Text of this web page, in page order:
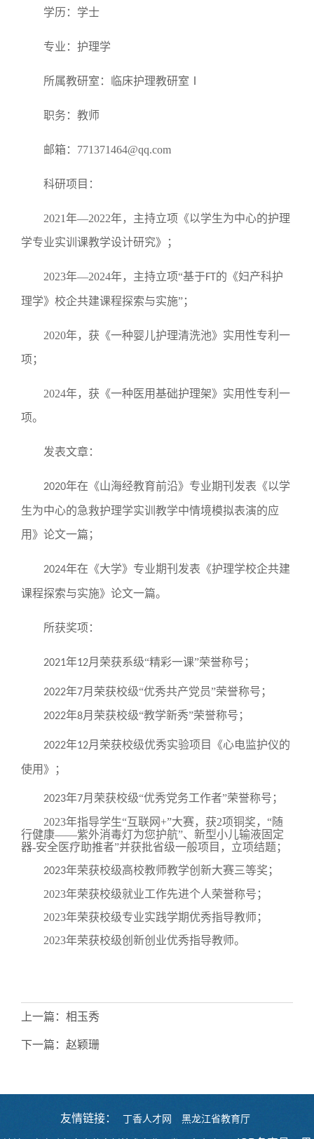
学历：学士
专业：护理学
所属教研室： 临床护理教研室Ⅰ
职务：教师
邮箱：771371464@qq.com
科研项目：
2021年—2022年，主持立项《以学生为中心的护理
学专业实训课教学设计研究》；
2023年—2024年，主持立项“基于FT 的《妇产科护
理学》校企共建课程探索与实施”；
2020年，获《一种婴儿护理清洗池》实用性专利一
项；
2024年，获《一种医用基础护理架》实用性专利一
项。
发表文章：
2020年在《山海经教育前沿》专业期刊发表《以学
生为中心的急救护理学实训教学中情境模拟表演的应
用》论文一篇；
2024年在《大学》专业期刊发表《护理学校企共建
课程探索与实施》论文一篇。
所获奖项：
2021年12月荣获系级“精彩一课”荣誉称号；
2022年7月荣获校级“优秀共产党员”荣誉称号；
2022年8月荣获校级“教学新秀”荣誉称号；
2022年12月荣获校级优秀实验项目《心电监护仪的
使用》；
2023年7月荣获校级“优秀党务工作者”荣誉称号；
2023年指导学生“互联网+”大赛，获2项铜奖，“随
行健康——紫外消毒灯为您护航”、新型小儿输液固定
器-安全医疗助推者”并获批省级一般项目，立项结题；
2023年荣获校级高校教师教学创新大赛三等奖 ；
2023年荣获校级就业工作先进个人荣誉称号；
2023年荣获校级专业实践学期优秀指导教师；
2023年荣获校级创新创业优秀指导教师。
上一篇： 相玉秀
下一篇： 赵颖珊
友情链接： 丁香人才网 黑龙江省教育厅